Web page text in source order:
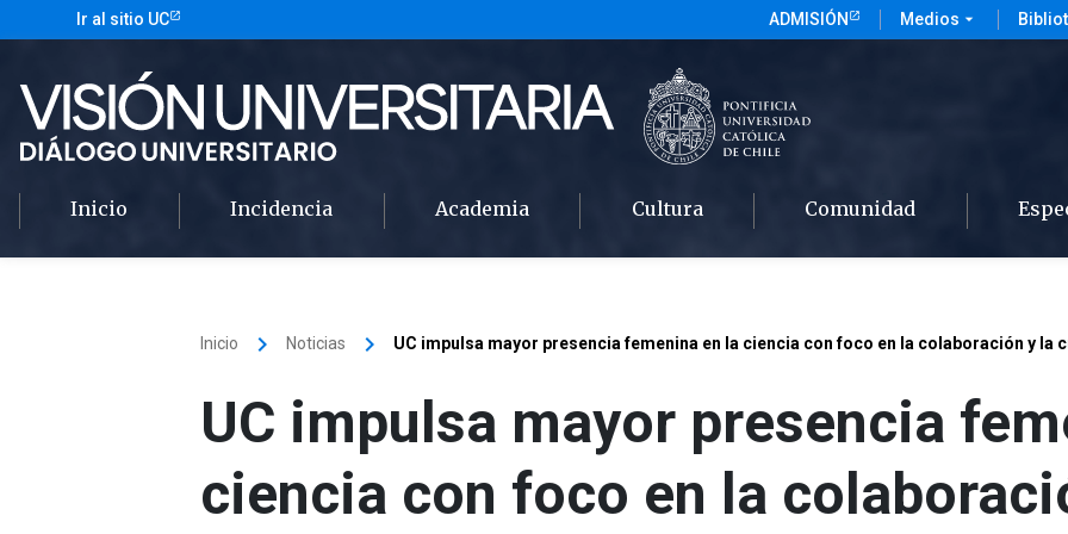
Ir al sitio UC ADMISIÓN Medios arrow_drop_down
Inicio Incidencia Academia Cultura Comunidad
Inicio keyboard_arrow_right Noticias keyboard_arrow_right UC impulsa mayor presencia femenina en la ciencia con foco en la colaboración y la
UC impulsa mayor presencia
ciencia con foco en la